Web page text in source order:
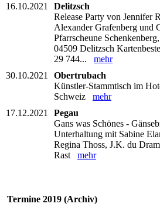
16.10.2021
Delitzsch
Release Party von Jennifer
Alexander Grafenberg und
Pfarrscheune
04509 Delitzsch
29 744... mehr
30.10.2021
Obertrubach
Künstler-Stammtisch im
Schweiz mehr
17.12.2021
Pegau
Gans was Schönes -
Unterhaltung mit Sabine
Regina Thoss, J.K. du
Rast mehr
Termine 2019 (Archiv)